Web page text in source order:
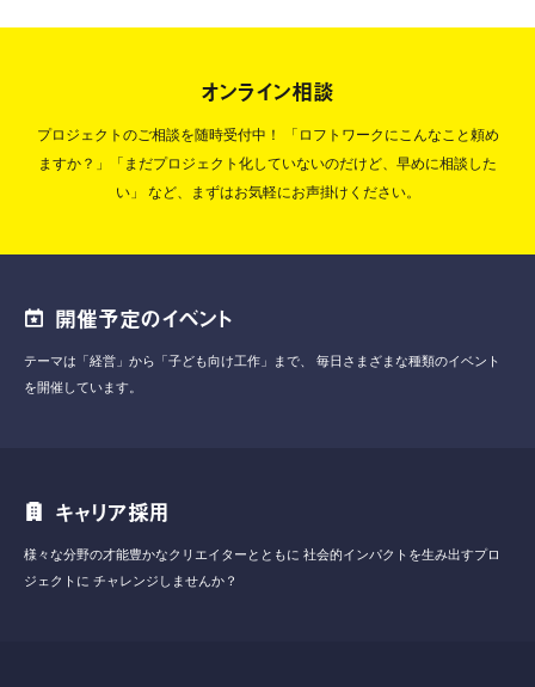
オンライン相談
プロジェクトのご相談を随時受付中！
「ロフトワークにこんなこと頼め
ますか？」「まだプロジェクト化していないのだけど、早めに相談した
い」
など、まずはお気軽にお声掛けください。
開催予定のイベント
テーマは「経営」から「子ども向け工作」まで、
毎日さまざまな種類のイベント
を開催しています。
キャリア採用
様々な分野の才能豊かなクリエイターとともに 社会的インパクトを生み出すプロ
ジェクトに チャレンジしませんか？